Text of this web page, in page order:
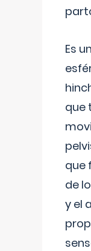
Es
que
que
de
y el